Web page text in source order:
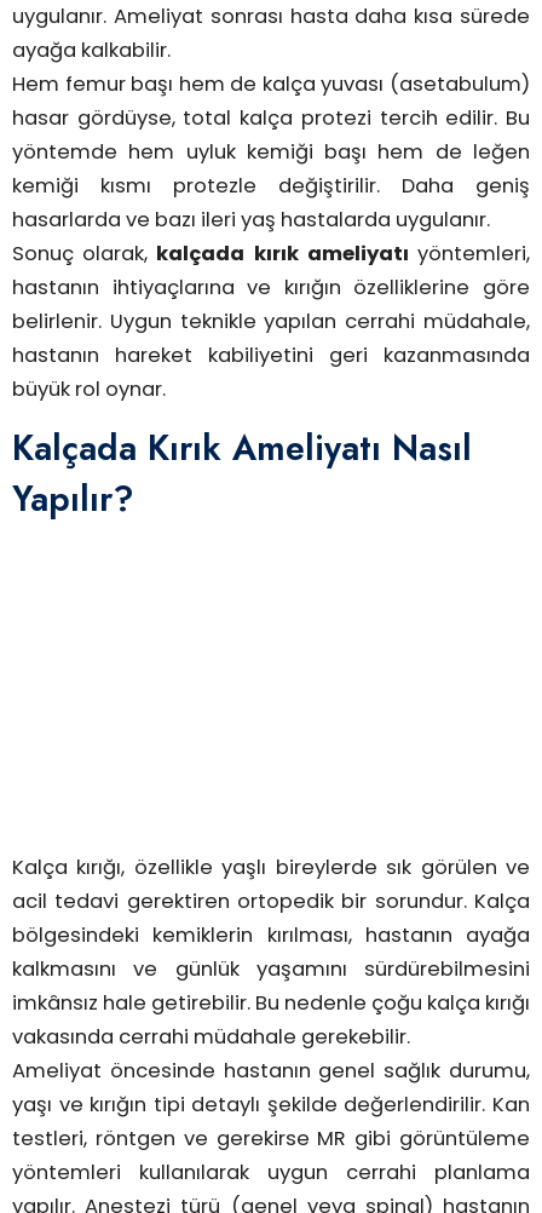
uygulanır. Ameliyat sonrası hasta daha kısa sürede
ayağa kalkabilir.
Hem femur başı hem de kalça yuvası (asetabulum)
hasar gördüyse, total kalça protezi tercih edilir. Bu
yöntemde hem uyluk kemiği başı hem de leğen
kemiği kısmı protezle değiştirilir. Daha geniş
hasarlarda ve bazı ileri yaş hastalarda uygulanır.
Sonuç olarak, kalçada kırık ameliyatıyöntemleri,
hastanın ihtiyaçlarına ve kırığın özelliklerine göre
belirlenir. Uygun teknikle yapılan cerrahi müdahale,
hastanın hareket kabiliyetini geri kazanmasında
büyük rol oynar.
Kalçada Kırık Ameliyatı Nasıl
Yapılır?
Kalça kırığı, özellikle yaşlı bireylerde sık görülen ve
acil tedavi gerektiren ortopedik bir sorundur. Kalça
bölgesindeki kemiklerin kırılması, hastanın ayağa
kalkmasını ve günlük yaşamını sürdürebilmesini
imkânsız hale getirebilir. Bu nedenle çoğu kalça kırığı
vakasında cerrahi müdahale gerekebilir.
Ameliyat öncesinde hastanın genel sağlık durumu,
yaşı ve kırığın tipi detaylı şekilde değerlendirilir. Kan
testleri, röntgen ve gerekirse MR gibi görüntüleme
yöntemleri kullanılarak uygun cerrahi planlama
yapılır. Anestezi türü (genel veya spinal) hastanın